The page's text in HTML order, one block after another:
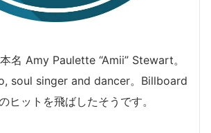
名 Amy Paulette “Amii” Stewart。
soul singer and dancer。 Billboard
ヒットを飛ばしたそうです。